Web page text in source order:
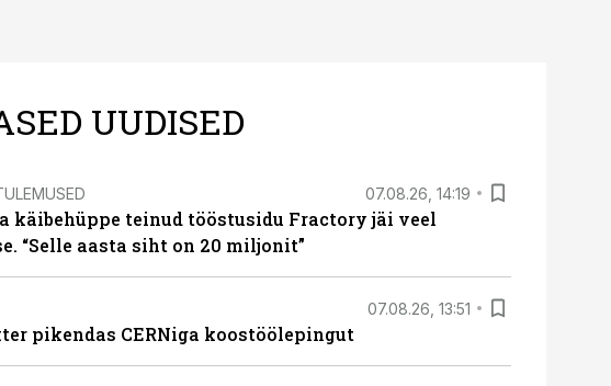
UUDISED
07.08.26, 14:19
käibehüppe teinud tööstusidu Fractory jäi veel
“Selle aasta siht on 20 miljonit”
07.08.26, 13:51
pikendas CERNiga koostöölepingut